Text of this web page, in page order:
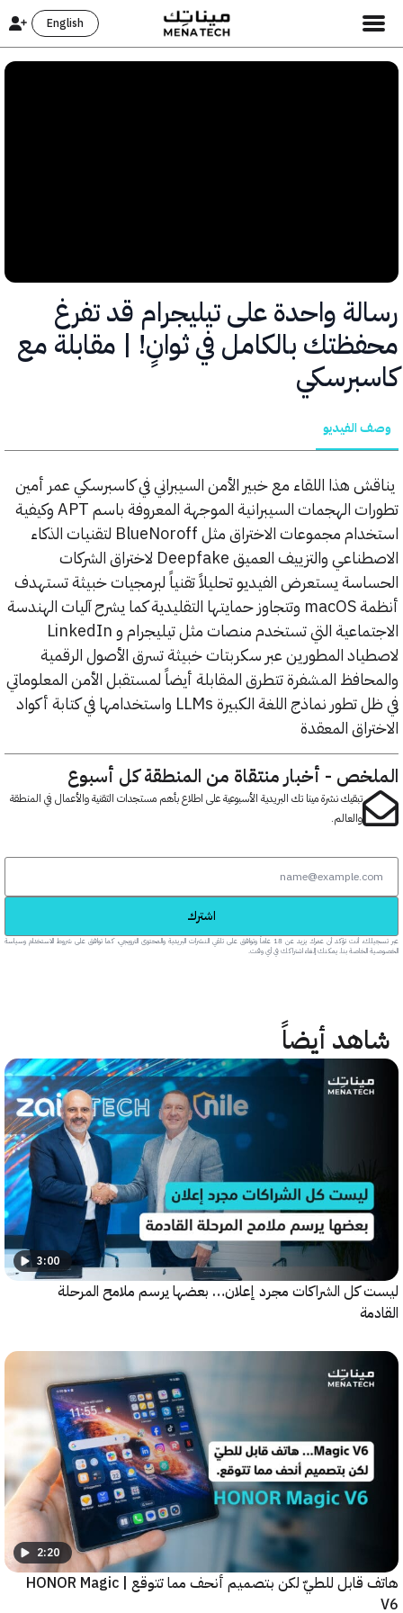
English
واحدة على تيليجرام قد تفرغ
بالكامل في ثوانٍ! | مقابلة مع
هذا اللقاء مع خبير الأمن السيبراني في كاسبرسكي عمر أمين
تطورات الهجمات السيبرانية الموجهة المعروفة باسم APT وكيفية
استخدام مجموعات الاختراق مثل BlueNoroff لتقنيات الذكاء
الاصطناعي والتزييف العميق Deepfake لاختراق الشركات
يستعرض الفيديو تحليلاً تقنياً لبرمجيات خبيثة تستهدف
أنظمة macOS وتتجاوز حمايتها التقليدية كما يشرح آليات الهندسة
الاجتماعية التي تستخدم منصات مثل تيليجرام و LinkedIn
المطورين عبر سكربتات خبيثة تسرق الأصول الرقمية
المشفرة تتطرق المقابلة أيضاً لمستقبل الأمن المعلوماتي
في ظل تطور نماذج اللغة الكبيرة LLMs واستخدامها في كتابة أكواد
المعقدة
- أخبار منتقاة من المنطقة كل أسبوع
تبقيك نشرة مينا تك البريدية الأسبوعية على اطلاع بأهم مستجدات التقنية والأعمال في المنطقة
والعالم.
عبر تسجيلك، أنت تؤكد أن عمرك يزيد عن 18 عاماً وتوافق على تلقي النشرات البريدية والمحتوى الترويجي، كما توافق على شروط الاستخدام وسياسة
بنا. يمكنك إلغاء اشتراكك في أي وقت.
أيضاً
3:00
الشراكات مجرد إعلان… بعضها يرسم ملامح المرحلة
2:20
هاتف قابل للطيّ لكن بتصميم أنحف مما تتوقع | HONOR Magic